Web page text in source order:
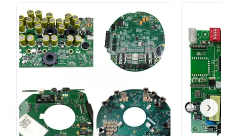
0
0
0
Mar 12.2026
From PCB fabrication to SMT assembly, Ring PCB provided
excellent support and consistent quality. Their factory